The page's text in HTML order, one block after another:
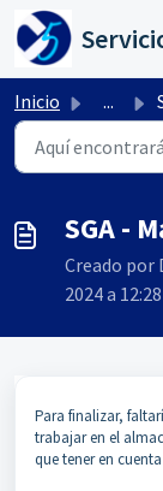
Saltar al
Inicio ...
SGA -
Creado por
2024 a
Para finalizar,
trabajar en el
que tener en